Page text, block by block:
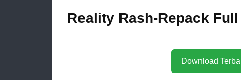
Reality Rash-Repack